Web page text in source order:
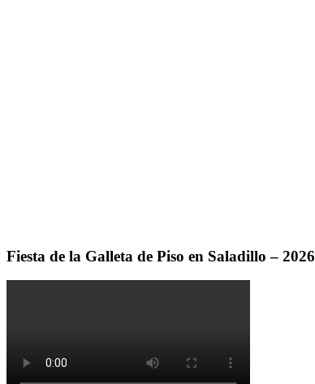
Fiesta de la Galleta de Piso en Saladillo – 2026